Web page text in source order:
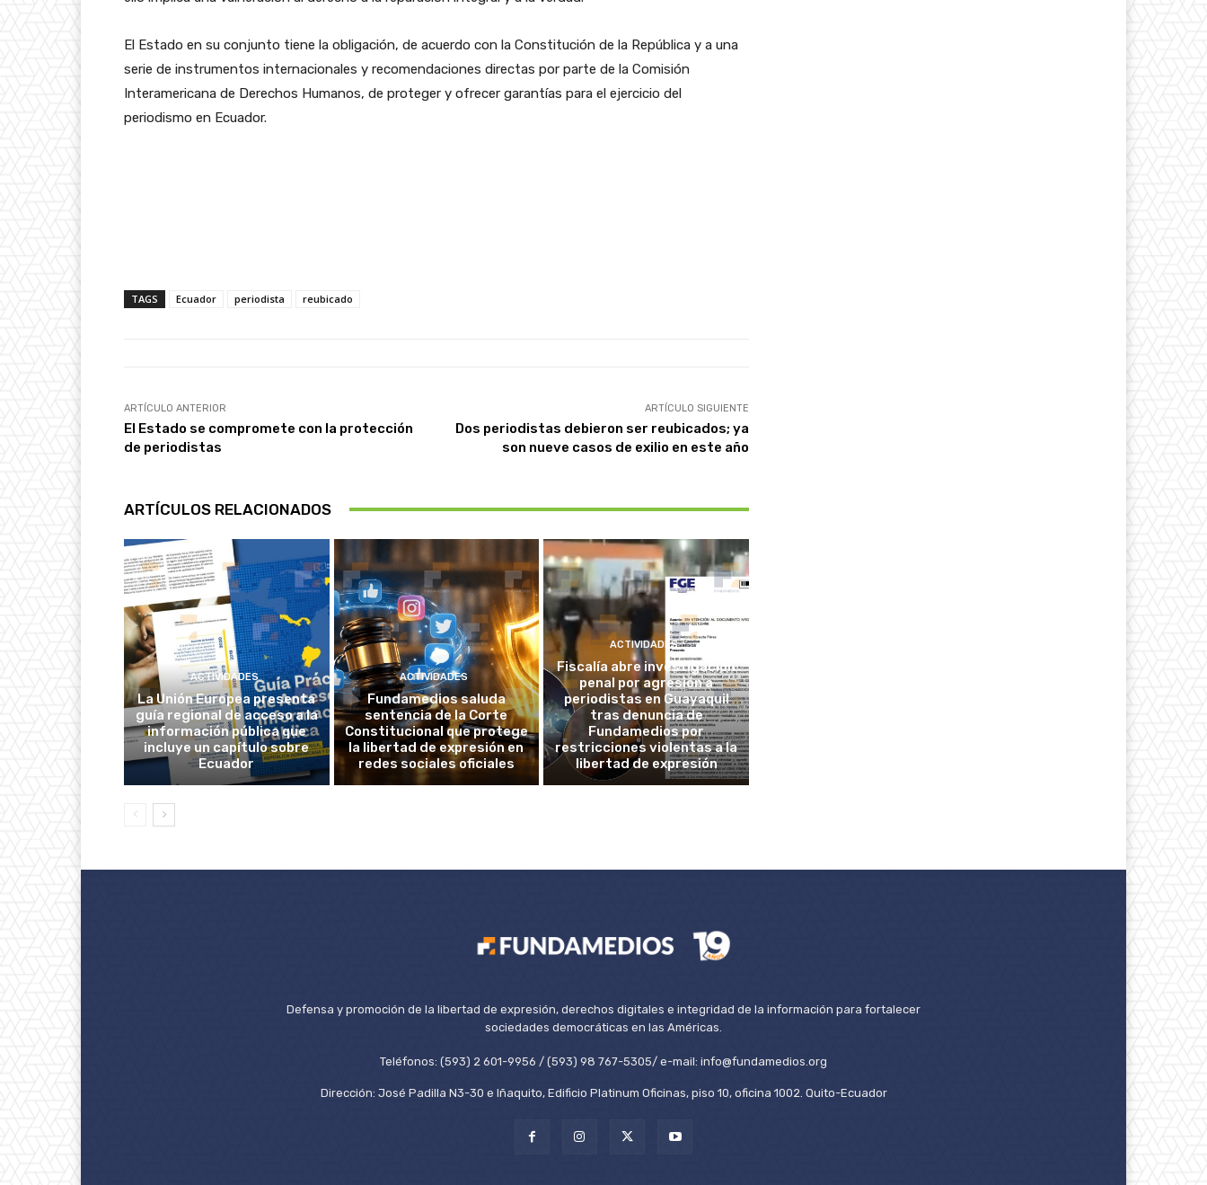
El Estado en su conjunto tiene la obligación, de acuerdo con la Constitución de la República y a una
serie de instrumentos internacionales y recomendaciones directas por parte de la Comisión
Interamericana de Derechos Humanos, de proteger y ofrecer garantías para el ejercicio del
periodismo en Ecuador.
TAGS Ecuador periodista reubicado
ARTÍCULO ANTERIOR
El Estado se compromete con la protección
de periodistas
ARTÍCULO SIGUIENTE
Dos periodistas debieron ser reubicados; ya
son nueve casos de exilio en este año
ARTÍCULOS RELACIONADOS
ACTIVIDADES
La Unión Europea presenta
guía regional de acceso a la
información pública que
incluye un capítulo sobre
Ecuador
ACTIVIDADES
Fundamedios saluda
sentencia de la Corte
Constitucional que protege
la libertad de expresión en
redes sociales oficiales
ACTIVIDADES
Fiscalía abre investigación
penal por agresión a
periodistas en Guayaquil
tras denuncia de
Fundamedios por
restricciones violentas a la
libertad de expresión
Defensa y promoción de la libertad de expresión, derechos digitales e integridad de la información para fortalecer
sociedades democráticas en las Américas.
Teléfonos: (593) 2 601-9956 / (593) 98 767-5305/ e-mail: info@fundamedios.org
Dirección: José Padilla N3-30 e Iñaquito, Edificio Platinum Oficinas, piso 10, oficina 1002. Quito-Ecuador